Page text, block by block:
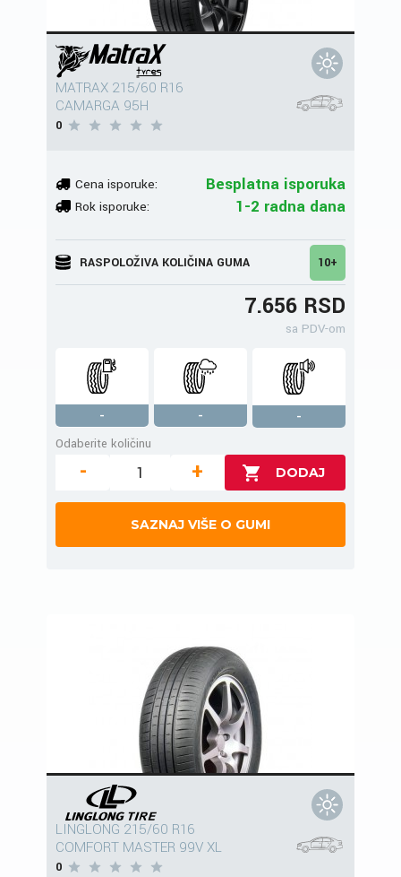
MATRAX 215/60 R16
CAMARGA 95H
0
Cena isporuke: Besplatna isporuka
Rok isporuke: 1-2 radna dana
RASPOLOŽIVA KOLIČINA GUMA 10+
7.656 RSD
sa PDV-om
- -
-
Odaberite količinu
- +
SAZNAJ VIŠE O GUMI
LINGLONG 215/60 R16
COMFORT MASTER 99V XL
0